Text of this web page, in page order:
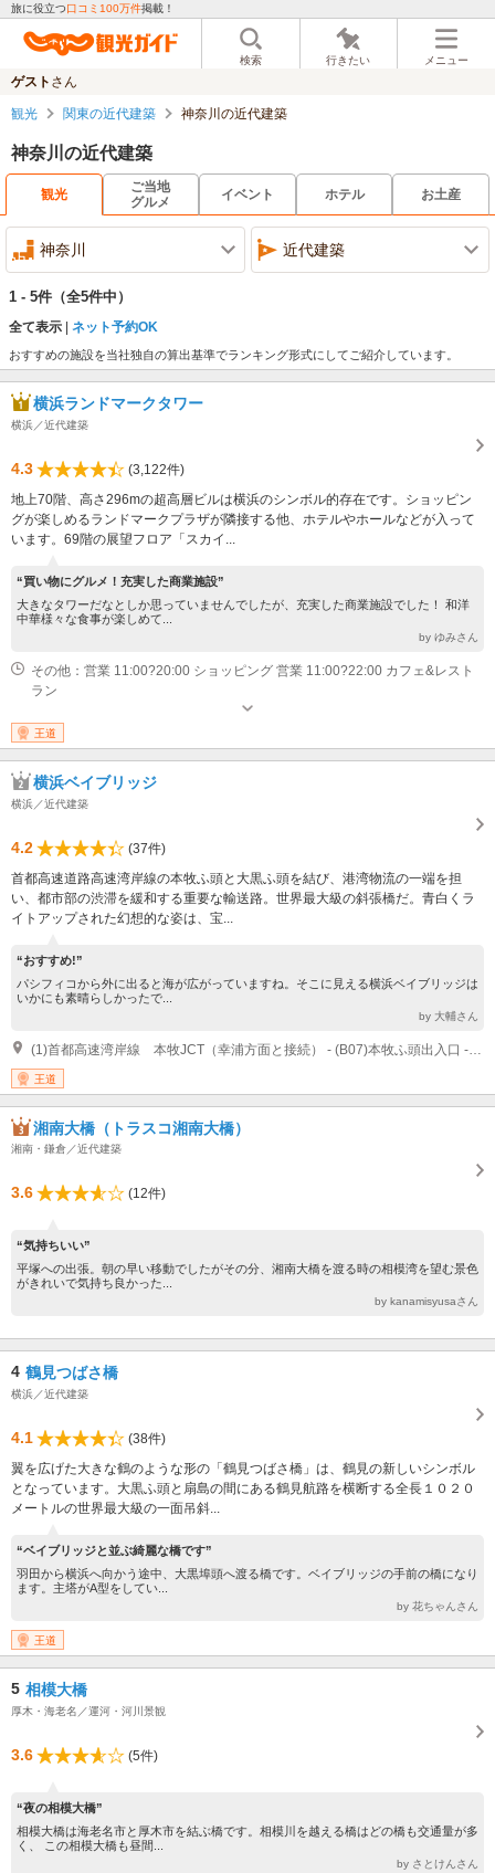
旅に役立つ口コミ100万件掲載！
検索 行きたい メニュー
ゲスト さん
観光 関東の近代建築 神奈川の近代建築
神奈川の近代建築
観光
ご当地
グルメ
イベント ホテル お土産
神奈川 近代建築
1 - 5件 （全5件中）
全て表示 ネット予約OK
おすすめの施設を当社独自の算出基準でランキング形式にしてご紹介しています。
横浜ランドマークタワー
横浜／近代建築
4.3
(3,122件)
地上70階、高さ296mの超高層ビルは横浜のシンボル的存在です。ショッピン
グが楽しめるランドマークプラザが隣接する他、ホテルやホールなどが入って
います。69階の展望フロア「スカイ...
“買い物にグルメ！充実した商業施設”
大きなタワーだなとしか思っていませんでしたが、充実した商業施設でした！ 和洋
中華様々な食事が楽しめて...
by ゆみさん
その他：営業 11:00?20:00 ショッピング 営業 11:00?22:00 カフェ&レスト
ラン
王道
横浜ベイブリッジ
横浜／近代建築
4.2
(37件)
首都高速道路高速湾岸線の本牧ふ頭と大黒ふ頭を結び、港湾物流の一端を担
い、都市部の渋滞を緩和する重要な輸送路。世界最大級の斜張橋だ。青白くラ
イトアップされた幻想的な姿は、宝...
“おすすめ!”
パシフィコから外に出ると海が広がっていますね。そこに見える横浜ベイブリッジは
いかにも素晴らしかったで...
by 大輔さん
王道
湘南大橋（トラスコ湘南大橋）
湘南・鎌倉／近代建築
3.6 (12件)
“気持ちいい”
平塚への出張。朝の早い移動でしたがその分、湘南大橋を渡る時の相模湾を望む景色
がきれいで気持ち良かった...
by kanamisyusaさん
4 鶴見つばさ橋
横浜／近代建築
4.1
(38件)
翼を広げた大きな鶴のような形の「鶴見つばさ橋」は、鶴見の新しいシンボル
となっています。大黒ふ頭と扇島の間にある鶴見航路を横断する全長１０２０
メートルの世界最大級の一面吊斜...
“ベイブリッジと並ぶ綺麗な橋です”
羽田から横浜へ向かう途中、大黒埠頭へ渡る橋です。ベイブリッジの手前の橋になり
ます。主塔がA型をしてい...
by 花ちゃんさん
王道
5 相模大橋
厚木・海老名／運河・河川景観
3.6 (5件)
“夜の相模大橋”
相模大橋は海老名市と厚木市を結ぶ橋です。相模川を越える橋はどの橋も交通量が多
く、 この相模大橋も昼間...
by さとけんさん